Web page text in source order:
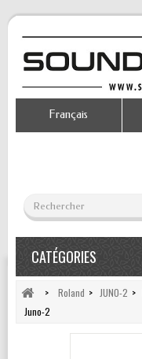
Français
CATÉGORIES
> Roland > JUNO-2 >
Juno-2